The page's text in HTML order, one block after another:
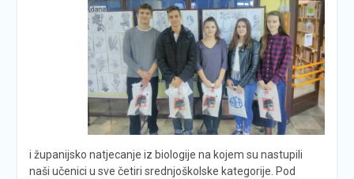
i županijsko natjecanje iz biologije na kojem su nastupili
naši učenici u sve četiri srednjoškolske kategorije. Pod